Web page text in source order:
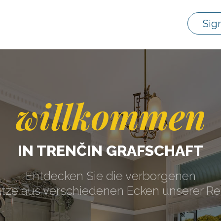
willkommen
IN TRENČIN GRAFSCHAFT
Entdecken Sie die verborgenen
aus verschiedenen Ecken unserer